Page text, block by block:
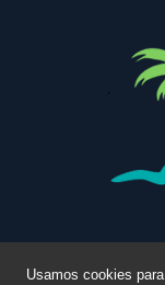
© 2026 Pousada
SP - CNPJ:
Usamos cookies